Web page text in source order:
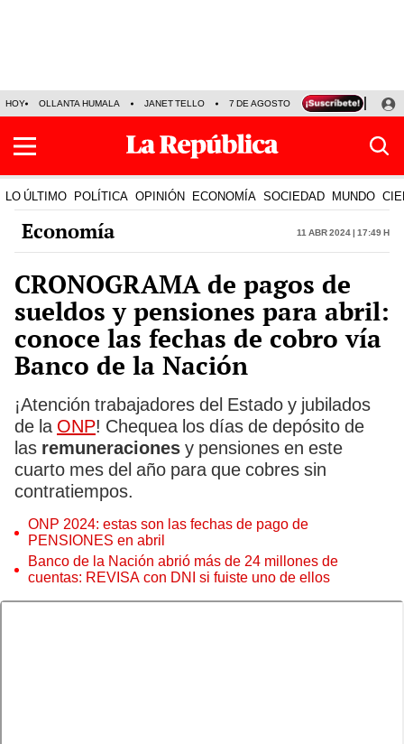
HOY OLLANTA HUMALA JANET TELLO 7 DE AGOSTO TINKA RESULTADOS
LO ÚLTIMO POLÍTICA OPINIÓN ECONOMÍA SOCIEDAD MUNDO
Economía 11 Abr 2024 | 17:49 h
CRONOGRAMA de pagos de
sueldos y pensiones para abril:
conoce las fechas de cobro vía
Banco de la Nación
¡Atención trabajadores del Estado y jubilados
de la ONP! Chequea los días de depósito de
las remuneraciones y pensiones en este
cuarto mes del año para que cobres sin
contratiempos.
ONP 2024: estas son las fechas de pago de
PENSIONES en abril
Banco de la Nación abrió más de 24 millones de
cuentas: REVISA con DNI si fuiste uno de ellos